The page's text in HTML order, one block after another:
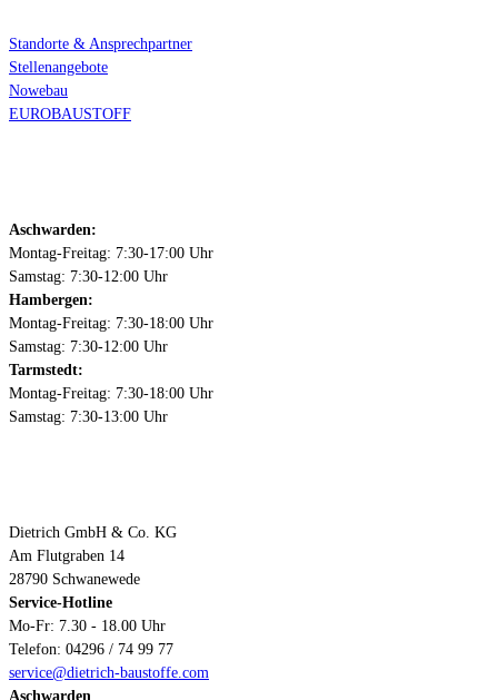
Standorte & Ansprechpartner
Stellenangebote
Nowebau
EUROBAUSTOFF
Aschwarden:
Montag-Freitag: 7:30-17:00 Uhr
Samstag: 7:30-12:00 Uhr
Hambergen:
Montag-Freitag: 7:30-18:00 Uhr
Samstag: 7:30-12:00 Uhr
Tarmstedt:
Montag-Freitag: 7:30-18:00 Uhr
Samstag: 7:30-13:00 Uhr
Dietrich GmbH & Co. KG
Am Flutgraben 14
28790 Schwanewede
Service-Hotline
Mo-Fr: 7.30 - 18.00 Uhr
Telefon: 04296 / 74 99 77
service@dietrich-baustoffe.com
Aschwarden